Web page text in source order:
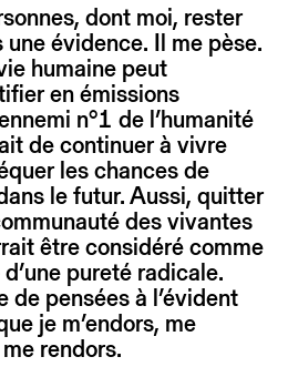
dont moi, rester
une évidence. Il me pèse.
humaine peut
en émissions
n°1 de l’humanité
de continuer à vivre
les chances de
le futur. Aussi, quitter
des vivantes
être considéré comme
pureté radicale.
de pensées à l’évident
je m’endors, me
rendors.